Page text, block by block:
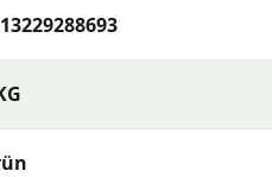
benötigt?
Outdoor Manchester
uns gerne telefonisch,
der Auswahl, die am